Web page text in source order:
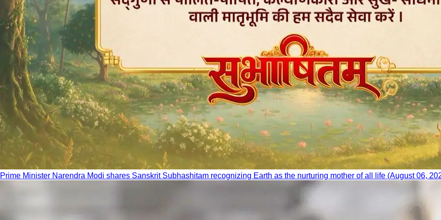
Prime Minister Narendra Modi shares Sanskrit Subhashitam recognizing Earth as the nurturing mother of all life (August 06,